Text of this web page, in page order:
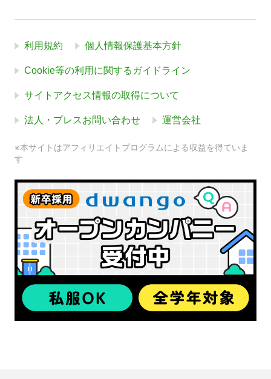
利用規約 個人情報保護基本方針
Cookie等の利用に関するガイドライン
サイトアクセス情報の取得について
法人・プレスお問い合わせ 運営会社
※本サイトはアフィリエイトプログラムによる収益を得ていま
す